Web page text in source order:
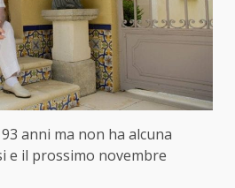
anni ma non ha alcuna
e il prossimo novembre